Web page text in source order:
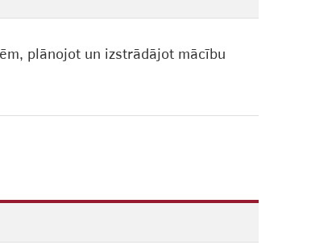
plānojot un izstrādājot mācību